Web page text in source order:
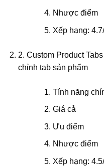
Nhược điểm
Xếp hạng:
2. Custom Product
chỉnh tab sản phẩm
Tính năng
Giá cả
Ưu điểm
Nhược điểm
Xếp hạng: